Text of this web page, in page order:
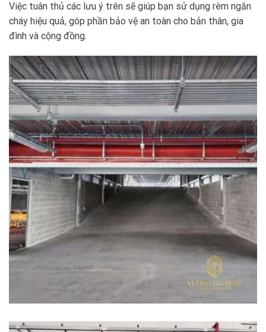
Việc tuân thủ các lưu ý trên sẽ giúp bạn sử dụng rèm ngăn
cháy hiệu quả, góp phần bảo vệ an toàn cho bản thân, gia
đình và cộng đồng.